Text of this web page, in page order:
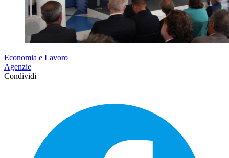
Economia e Lavoro
Agenzie
Condividi